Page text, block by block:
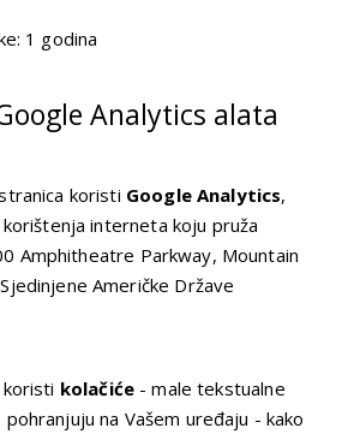
1 godina
Analytics alata
koristi Google Analytics,
korištenja interneta koju pruža
Amphitheatre Parkway, Mountain
Američke Države
kolačiće- male tekstualne
na Vašem uređaju - kako